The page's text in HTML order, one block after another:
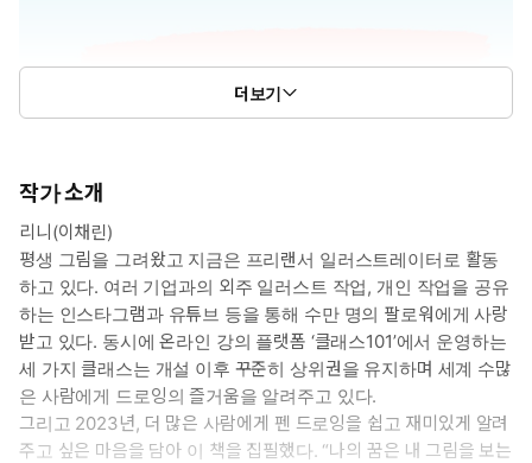
더보기
작가 소개
리니(이채린)
평생 그림을 그려왔고 지금은 프리랜서 일러스트레이터로 활동
하고 있다. 여러 기업과의 외주 일러스트 작업, 개인 작업을 공유
하는 인스타그램과 유튜브 등을 통해 수만 명의 팔로워에게 사랑
받고 있다. 동시에 온라인 강의 플랫폼 ‘클래스101’에서 운영하는
세 가지 클래스는 개설 이후 꾸준히 상위권을 유지하며 세계 수많
은 사람에게 드로잉의 즐거움을 알려주고 있다.
그리고 2023년, 더 많은 사람에게 펜 드로잉을 쉽고 재미있게 알려
주고 싶은 마음을 담아 이 책을 집필했다. “나의 꿈은 내 그림을 보는